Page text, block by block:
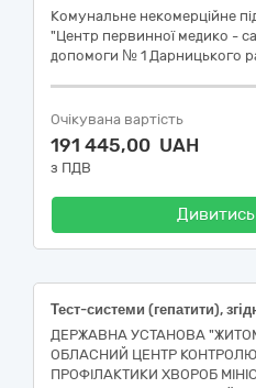
Комунальне некомерційне
"Центр первинної медико -
допомоги № 1 Дарницького
Очікувана вартість
191 445,00 UAH
з ПДВ
Дивитись
ДЕРЖАВНА УСТАНОВА
ОБЛАСНИЙ ЦЕНТР
ПРОФІЛАКТИКИ ХВОРОБ